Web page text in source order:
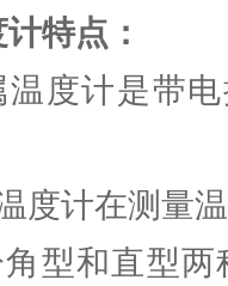
计特点：
度计是带
度计在测量
型和直型